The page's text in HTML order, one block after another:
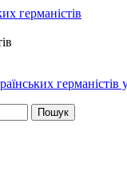
германістів
Пошук